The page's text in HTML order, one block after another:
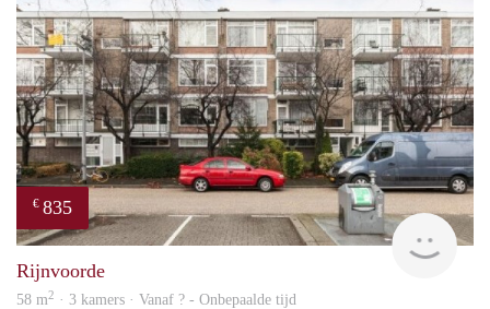
€ 835
Rijnvoorde
58 m2 · 3 kamers · Vanaf ? - Onbepaalde tijd